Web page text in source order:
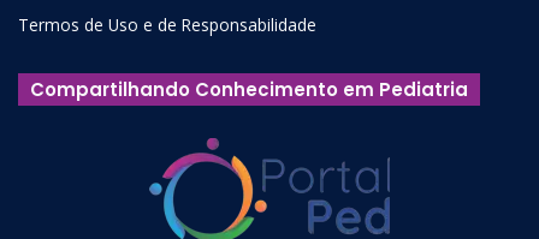
eletrônicos, a despeito de reconhecer que há
problemas psicossociais;
Já terenganadofamiliares ou terapeutas
quanto ao uso dos jogos;
Utilização dos jogos comoválvula de escape
para momentos de estresse ou tristeza;
Termos de Uso e de Responsabilidade
Compartilhando Conhecimento em Pediatria